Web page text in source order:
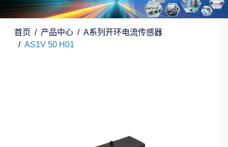
首页 产品中心
A系列开环电流传感器
AS1V 50 H01